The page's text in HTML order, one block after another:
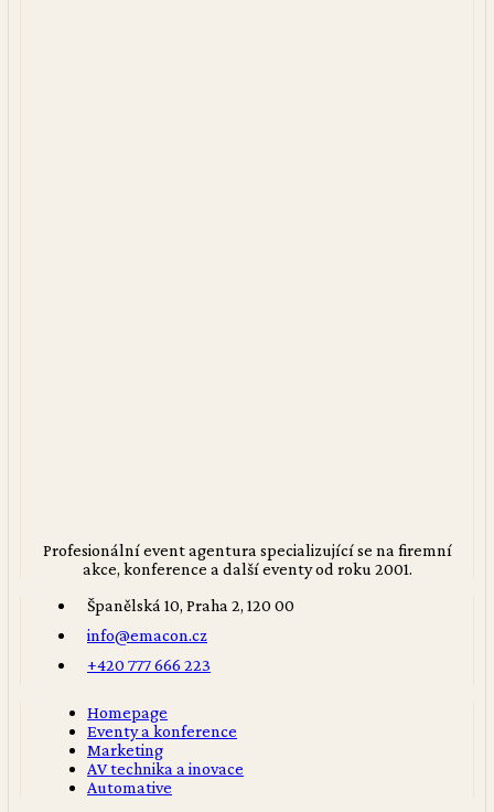
Profesionální event agentura specializující se na firemní
akce, konference a další eventy od roku 2001.
Španělská 10, Praha 2, 120 00
info@emacon.cz
+420 777 666 223
Homepage
Eventy a konference
Marketing
AV technika a inovace
Automative